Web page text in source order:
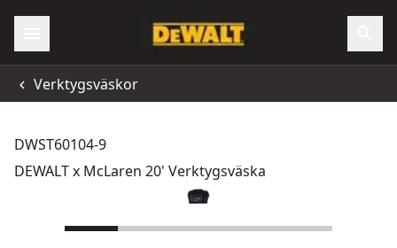
Verktygsväskor
DWST60104-9
DEWALT x McLaren 20' Verktygsväska